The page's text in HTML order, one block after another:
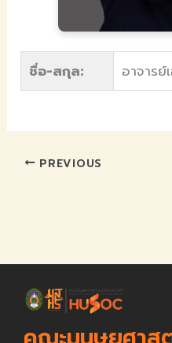
ชื่อ-สกุล: อาจาร
PREVIOUS